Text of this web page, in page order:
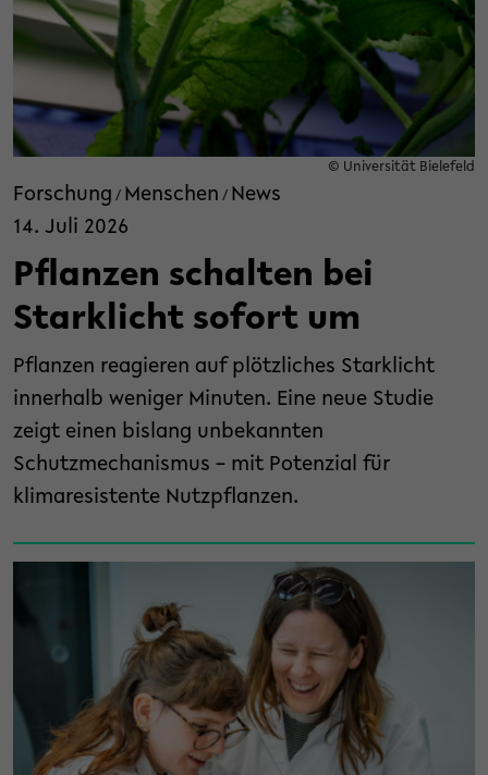
© Universität Bielefeld
Forschung / Menschen / News
14. Juli 2026
Pflanzen schalten bei
Starklicht sofort um
Pflanzen reagieren auf plötzliches Starklicht
innerhalb weniger Minuten. Eine neue Studie
zeigt einen bislang unbekannten
Schutzmechanismus – mit Potenzial für
klimaresistente Nutzpflanzen.